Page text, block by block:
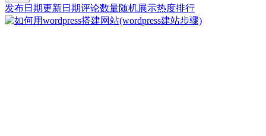
发布日期更新日期评论数量随机展示热度排行